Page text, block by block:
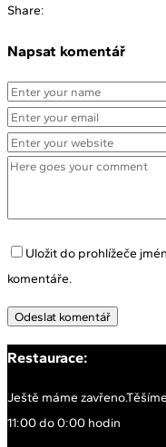
Share:
Napsat komentář
Uložit do prohlížeče
komentáře.
Restaurace:
Ještě máme zavřeno.
11:00 do 0:00 hodin